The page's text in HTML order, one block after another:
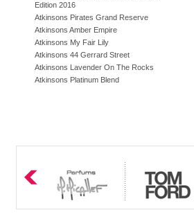
Edition 2016
Atkinsons Pirates Grand Reserve
Atkinsons Amber Empire
Atkinsons My Fair Lily
Atkinsons 44 Gerrard Street
Atkinsons Lavender On The Rocks
Atkinsons Platinum Blend